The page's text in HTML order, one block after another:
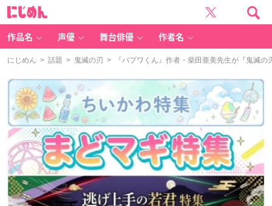
作品名 声優 舞台俳優 作者名
にじめん > 話題 > 鬼滅の刃 > 『パプワくん』作者・柴田亜美先生が『鬼滅